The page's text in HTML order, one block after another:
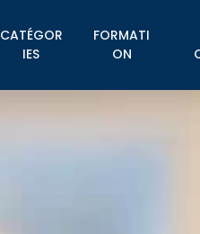
CATÉGOR
IES
FORMATI
ON